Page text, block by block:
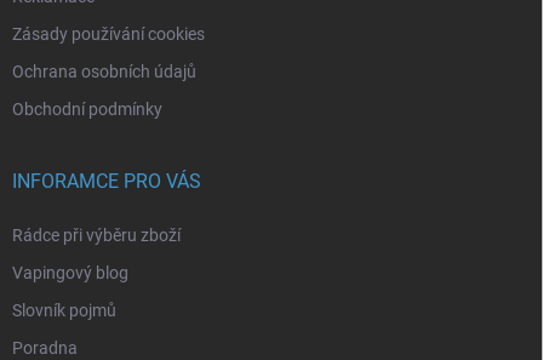
Zásady používání cookies
Ochrana osobních údajů
Obchodní podmínky
INFORAMCE PRO VÁS
Rádce při výběru zboží
Vapingový blog
Slovník pojmů
Poradna